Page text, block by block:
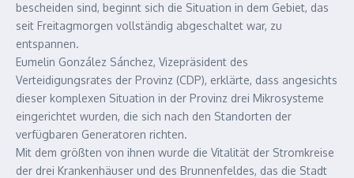
bescheiden sind, beginnt sich die Situation in dem Gebiet, das
seit Freitagmorgen vollständig abgeschaltet war, zu
entspannen.
Eumelin González Sánchez, Vizepräsident des
Verteidigungsrates der Provinz (CDP), erklärte, dass angesichts
dieser komplexen Situation in der Provinz drei Mikrosysteme
eingerichtet wurden, die sich nach den Standorten der
verfügbaren Generatoren richten.
Mit dem größten von ihnen wurde die Vitalität der Stromkreise
der drei Krankenhäuser und des Brunnenfeldes, das die Stadt